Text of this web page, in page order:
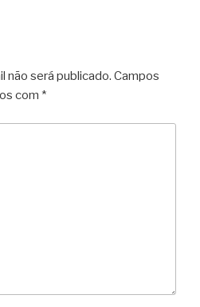
não será publicado. Campos
com *